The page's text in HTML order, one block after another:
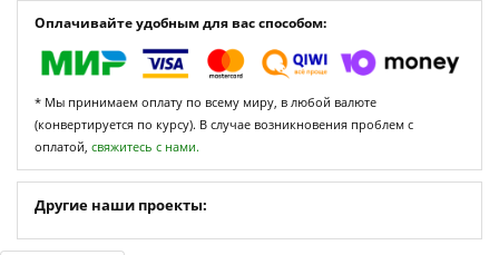
Оплачивайте удобным для вас способом:
* Мы принимаем оплату по всему миру, в любой валюте
(конвертируется по курсу). В случае возникновения проблем с
оплатой, свяжитесь с нами.
Другие наши проекты: